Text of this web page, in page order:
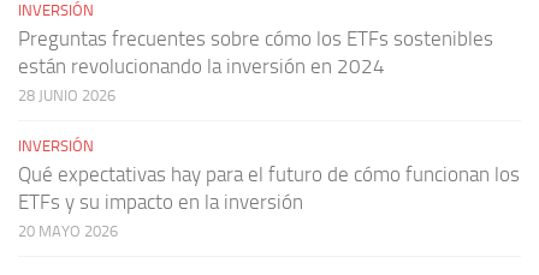
INVERSIÓN
Preguntas frecuentes sobre cómo los ETFs sostenibles
están revolucionando la inversión en 2024
28 JUNIO 2026
INVERSIÓN
Qué expectativas hay para el futuro de cómo funcionan los
ETFs y su impacto en la inversión
20 MAYO 2026